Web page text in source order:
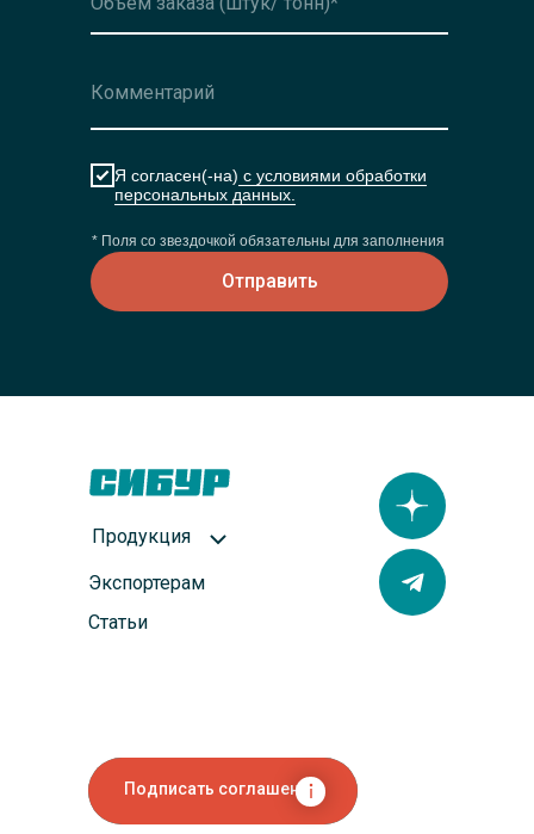
* Поля со звездочкой обязательны для заполнения
Я согласен(-на) с условиями обработки
персональных данных.
Отправить
Подписать соглашение
Продукция
Статьи
Экспортерам